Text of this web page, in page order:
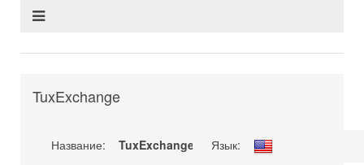
TuxExchange
Название:
TuxExchange
Язык: